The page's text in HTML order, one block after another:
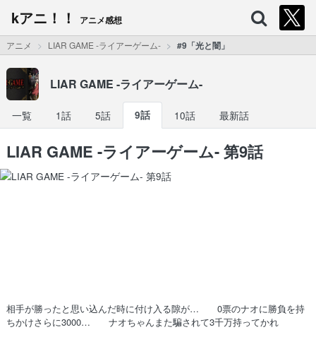
kアニ！！ アニメ感想
アニメ LIAR GAME -ライアーゲーム- #9「光と闇」
LIAR GAME -ライアーゲーム-
一覧 1話 5話 9話 10話 最新話
LIAR GAME -ライアーゲーム- 第9話
相手が勝ったと思い込んだ時に付け入る隙が… 0票のナオに勝負を持
ちかけさらに3000… ナオちゃんまた騙されて3千万持ってかれ